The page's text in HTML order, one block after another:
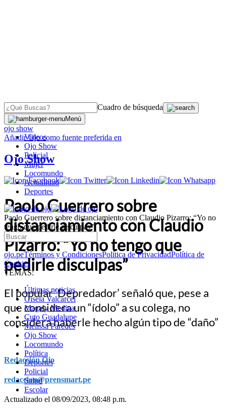
Cuadro de búsqueda
Menú
Videos
Ojo Show
Policial
Mujer
Locomundo
Actualidad
Deportes
Paolo Guerrero sobre distanciamiento con Claudio Pizarro: “Yo no
tengo que pedirle disculpas”
ojo.peTérminos y CondicionesPolítica de PrivacidadPolítica de
Cookies
TEMAS:
Últimas noticias
Gisela Valcarcel
Magaly Medina
Cuto Guadalupe
Melissa Paredes
Ojo Show
Locomundo
Política
Deportes
Policial
Salud
Escolar
OJO
ojo show
AñadirOjocomo fuente preferida en
Ojo Show
Paolo Guerrero sobre
distanciamiento con Claudio
Pizarro: “Yo no tengo que
pedirle disculpas”
El popular ‘Depredador’ señaló que, pese a
que considera un “ídolo” a su colega, no
considera haberle hecho algún tipo de “daño”
Redacción Ojo
redaccion@prensmart.pe
Actualizado el 08/09/2023, 08:48 p.m.